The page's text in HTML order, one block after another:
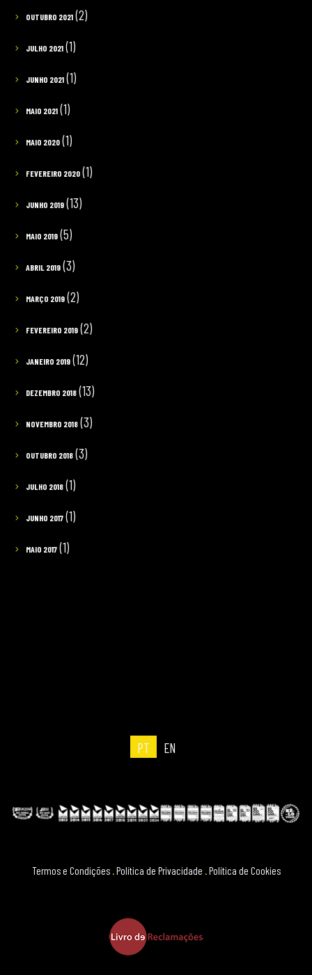
OUTUBRO 2021(2)
JULHO 2021(1)
JUNHO 2021(1)
MAIO 2021(1)
MAIO 2020(1)
FEVEREIRO 2020(1)
JUNHO 2019(13)
MAIO 2019(5)
ABRIL 2019(3)
MARÇO 2019(2)
FEVEREIRO 2019(2)
JANEIRO 2019(12)
DEZEMBRO 2018(13)
NOVEMBRO 2018(3)
OUTUBRO 2018(3)
JULHO 2018(1)
JUNHO 2017(1)
MAIO 2017(1)
PT EN
Termos e Condições .Política de Privacidade .Política de Cookies